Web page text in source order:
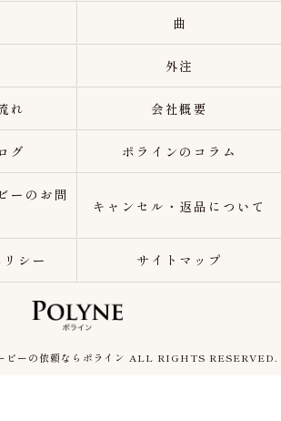
曲
外注
れ 会社概要
グ ポラインのコラム
ーのお問
キャンセル・返品について
シー サイトマップ
ビーの依頼ならポライン ALL RIGHTS RESERVED.